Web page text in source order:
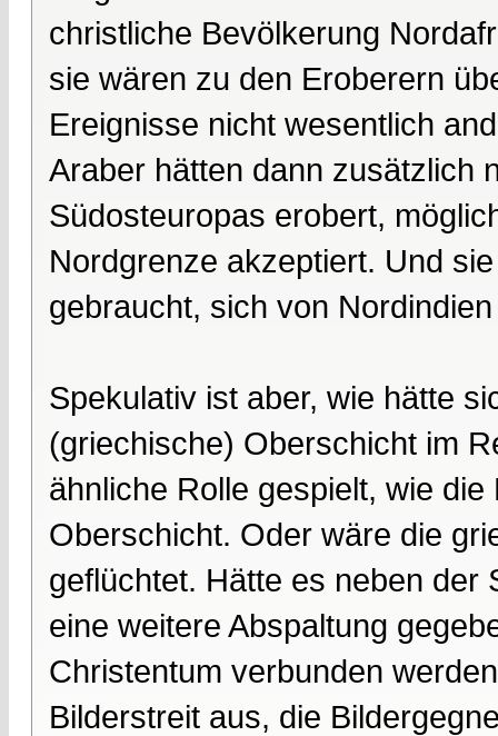
christliche Bevölkerung
sie wären zu den Eroberern
Ereignisse nicht wesentlich
Araber hätten dann zusätzlich
Südosteuropas erobert,
Nordgrenze akzeptiert. Und
gebraucht, sich von
Spekulativ ist aber, wie hätte
(griechische) Oberschicht im
ähnliche Rolle gespielt, wie
Oberschicht. Oder wäre die
geflüchtet. Hätte es neben der
eine weitere Abspaltung
Christentum verbunden
Bilderstreit aus, die